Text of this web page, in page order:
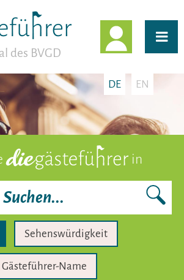
des BVGD
in
Sehenswürdigkeit
Gästeführer-Name
DE EN